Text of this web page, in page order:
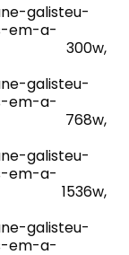
galisteu-
em-a-
300w,
galisteu-
em-a-
768w,
galisteu-
em-a-
1536w,
galisteu-
em-a-